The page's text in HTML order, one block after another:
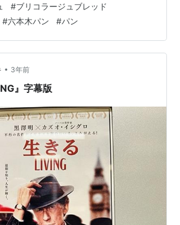
ラボレーションにより誕生したベーカ
三つ星レストランと百名店、錚々たる
ル・シュクレクール」は大阪のお店な
ただけるのはありがたい。 「ブリコラ
葉はフランス語の造語で、『あり合わ
試行錯誤しなが…
#ブリコラージュブレッド
#六本木パン #パン
• 3年前
』字幕版